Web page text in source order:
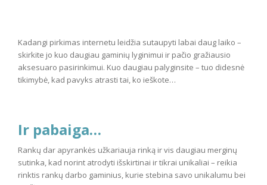
Kadangi pirkimas internetu leidžia sutaupyti labai daug laiko –
skirkite jo kuo daugiau gaminių lyginimui ir pačio gražiausio
aksesuaro pasirinkimui. Kuo daugiau palyginsite – tuo didesnė
tikimybė, kad pavyks atrasti tai, ko ieškote…
Ir pabaiga…
Rankų dar apyrankės užkariauja rinką ir vis daugiau merginų
sutinka, kad norint atrodyti išskirtinai ir tikrai unikaliai – reikia
rinktis rankų darbo gaminius, kurie stebina savo unikalumu bei